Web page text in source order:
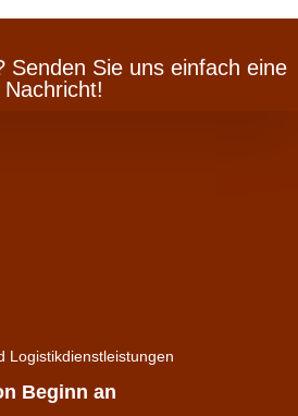
Senden Sie uns einfach eine
Nachricht!
Logistikdienstleistungen
Beginn an